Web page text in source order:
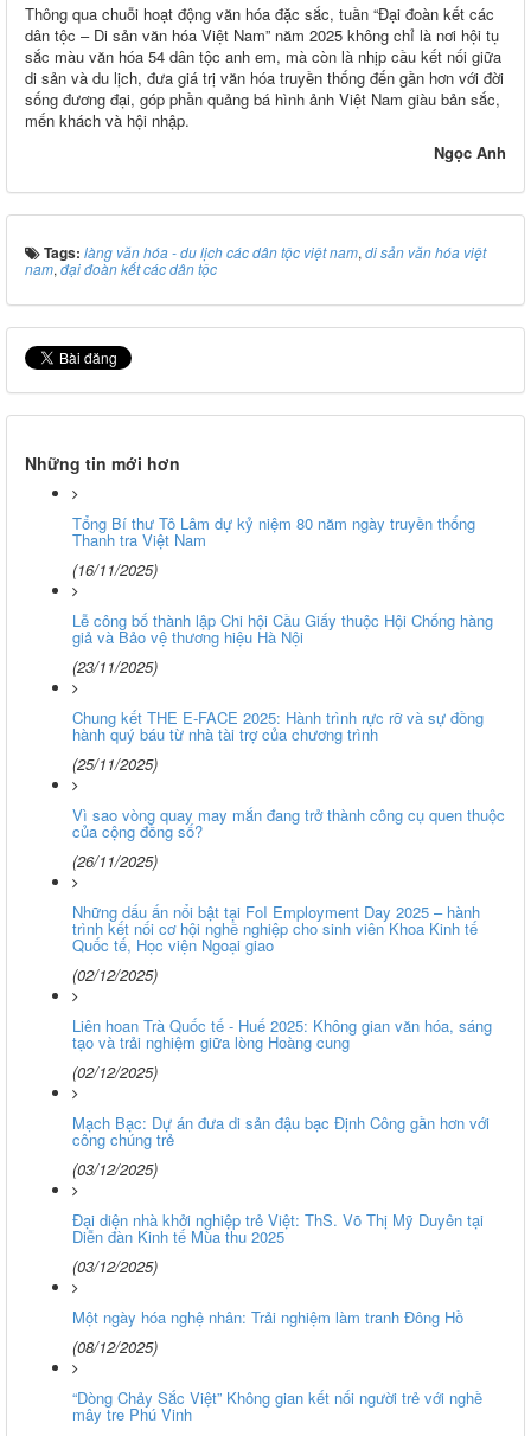
Thông qua chuỗi hoạt động văn hóa đặc sắc, tuần “Đại đoàn kết các
dân tộc – Di sản văn hóa Việt Nam” năm 2025 không chỉ là nơi hội tụ
sắc màu văn hóa 54 dân tộc anh em, mà còn là nhịp cầu kết nối giữa
di sản và du lịch, đưa giá trị văn hóa truyền thống đến gần hơn với đời
sống đương đại, góp phần quảng bá hình ảnh Việt Nam giàu bản sắc,
mến khách và hội nhập.
Ngọc Anh
Tags: làng văn hóa - du lịch các dân tộc việt nam, di sản văn hóa việt
nam, đại đoàn kết các dân tộc
Những tin mới hơn
Tổng Bí thư Tô Lâm dự kỷ niệm 80 năm ngày truyền thống
Thanh tra Việt Nam
(16/11/2025)
Lễ công bố thành lập Chi hội Cầu Giấy thuộc Hội Chống hàng
giả và Bảo vệ thương hiệu Hà Nội
(23/11/2025)
Chung kết THE E-FACE 2025: Hành trình rực rỡ và sự đồng
hành quý báu từ nhà tài trợ của chương trình
(25/11/2025)
Vì sao vòng quay may mắn đang trở thành công cụ quen thuộc
của cộng đồng số?
(26/11/2025)
Những dấu ấn nổi bật tại FoI Employment Day 2025 – hành
trình kết nối cơ hội nghề nghiệp cho sinh viên Khoa Kinh tế
Quốc tế, Học viện Ngoại giao
(02/12/2025)
Liên hoan Trà Quốc tế - Huế 2025: Không gian văn hóa, sáng
tạo và trải nghiệm giữa lòng Hoàng cung
(02/12/2025)
Mạch Bạc: Dự án đưa di sản đậu bạc Định Công gần hơn với
công chúng trẻ
(03/12/2025)
Đại diện nhà khởi nghiệp trẻ Việt: ThS. Võ Thị Mỹ Duyên tại
Diễn đàn Kinh tế Mùa thu 2025
(03/12/2025)
Một ngày hóa nghệ nhân: Trải nghiệm làm tranh Đông Hồ
(08/12/2025)
“Dòng Chảy Sắc Việt” Không gian kết nối người trẻ với nghề
mây tre Phú Vinh